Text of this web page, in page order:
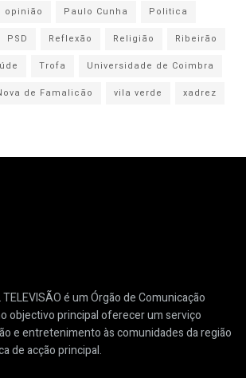
opinião Paulo Cunha
Politica
PSD Reflexão Religião
Ribeirão
Trofa
Universidade de Coimbra
de Famalicão vila verde xadrez
é um Órgão de Comunicação
objectivo principal oferecer um serviço
e entretenimento às comunidades da região
de acção principal.